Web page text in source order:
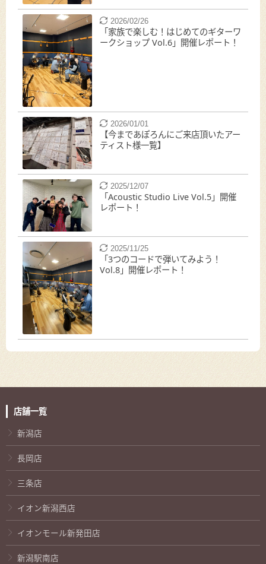
2026/02/26
「家族で楽しむ！はじめてのギターワ
ークショップ Vol.6」開催レポート！
2026/01/01
【今まであぽろんにご来店頂いたアー
ティスト様一覧】
2025/12/07
「Acoustic Studio Live Vol.5」開催
レポート！
2025/11/25
「3つのコードで弾いてみよう！
Vol.8」開催レポート！
店舗一覧
新潟店
長岡店
三条店
イオン新潟西店
イオンモール新発田店
新潟駅南店